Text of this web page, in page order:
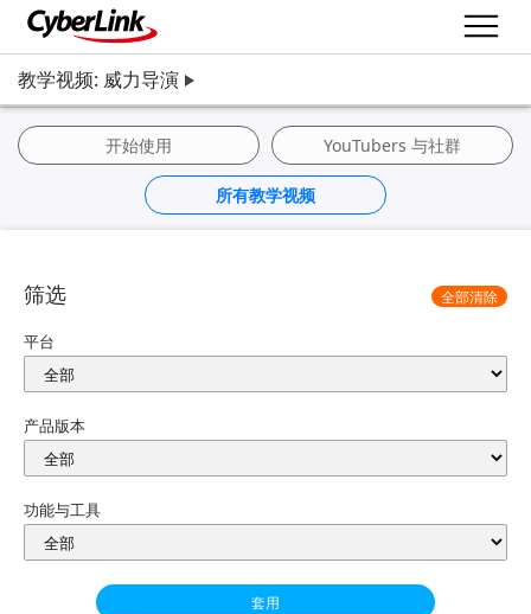
教学视频: 威力导演
开始使用 YouTubers 与社群
所有教学视频
筛选 全部清除
平台
产品版本
功能与工具
套用